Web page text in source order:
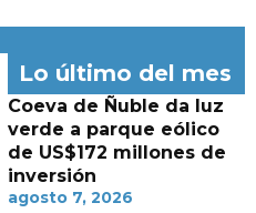
Lo último del mes
Coeva de Ñuble da luz
verde a parque eólico
de US$172 millones de
inversión
agosto 7, 2026